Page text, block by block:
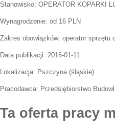
Stanowisko: OPERATOR KOPARKI
Wynagrodzenie: od 16 PLN
Zakres obowiązków: operator sprzętu
Data publikacji: 2016-01-11
Lokalizacja: Pszczyna(śląskie)
Pracodawca: Przedsiębiorstwo
Ta oferta pracy